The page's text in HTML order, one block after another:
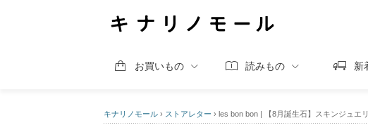
お買いもの 読みもの 新
キナリノモール › ストアレター › les bon bon | 【8月誕生石】スキンジュエ